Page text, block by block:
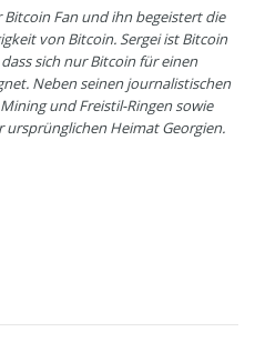
Fan und ihn begeistert die
von Bitcoin. Sergei ist Bitcoin
sich nur Bitcoin für einen
Neben seinen journalistischen
und Freistil-Ringen sowie
ursprünglichen Heimat Georgien.